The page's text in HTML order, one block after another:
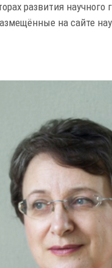
развития
на сайте